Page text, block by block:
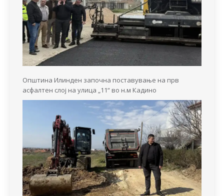
Општина Илинден започна поставување на прв
асфалтен слој на улица „11“ во н.м Кадино